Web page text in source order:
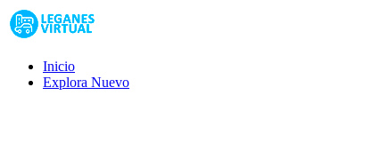
Inicio
Explora Nuevo